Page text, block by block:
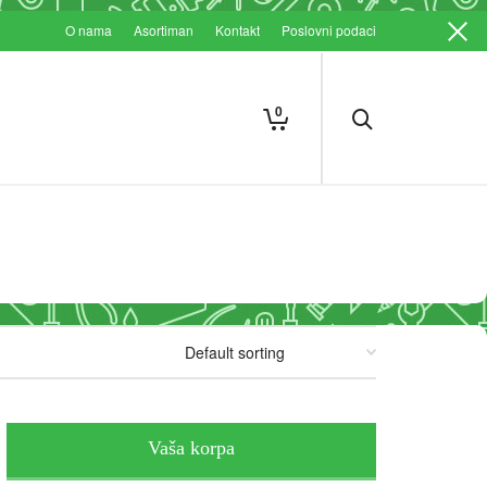
O nama Asortiman Kontakt Poslovni podaci
0
Vaša korpa